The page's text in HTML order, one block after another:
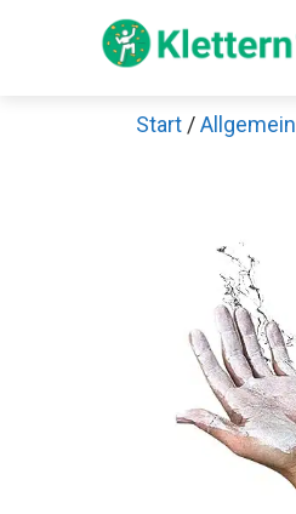
Start /Allgemein